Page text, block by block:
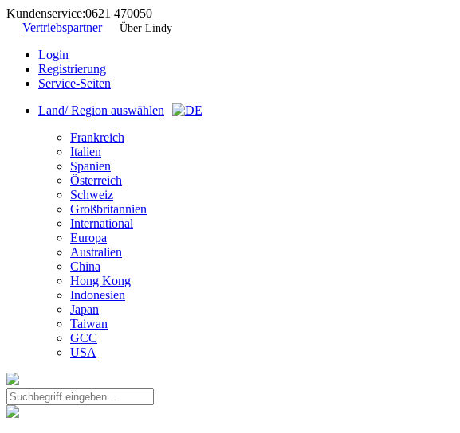
Kundenservice:0621 470050
Vertriebspartner
Über Lindy
Login
Registrierung
Service-Seiten
Land/ Region auswählen
Frankreich
Italien
Spanien
Österreich
Schweiz
Großbritannien
International
Europa
Australien
China
Hong Kong
Indonesien
Japan
Taiwan
GCC
USA